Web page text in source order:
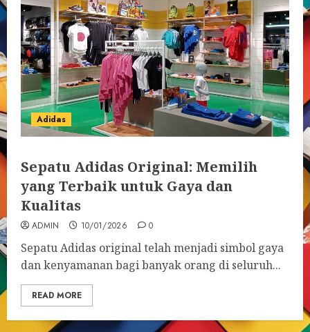
Adidas
Sepatu Adidas Original: Memilih
yang Terbaik untuk Gaya dan
Kualitas
ADMIN 10/01/2026 0
Sepatu Adidas original telah menjadi simbol gaya
dan kenyamanan bagi banyak orang di seluruh...
READ MORE